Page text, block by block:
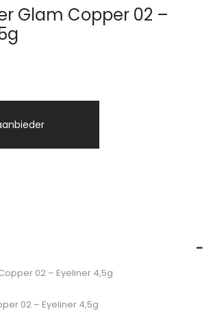
Glam Copper 02 –
02 – Eyeliner 4,5g
02 – Eyeliner 4,5g